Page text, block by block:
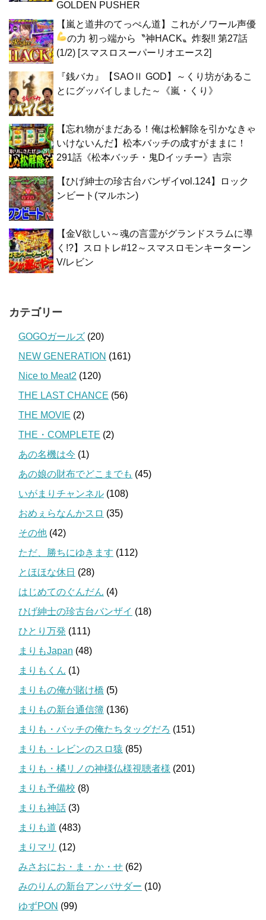
GOLDEN PUSHER
【嵐と道井のてっぺん道】これがノワール声優
の力 初っ端から〝神HACK〟炸裂‼ 第27話
(1/2) [スマスロスーパーリオエース2]
『銭バカ』【SAOⅡ GOD】～くり坊があるこ
とにグッバイしました～《嵐・くり》
【忘れ物がまだある！俺は松解除を引かなきゃ
いけないんだ】松本バッチの成すがままに！
291話《松本バッチ・鬼Dイッチー》吉宗
【ひげ紳士の珍古台バンザイvol.124】ロック
ンビート(マルホン)
【金V欲しい～魂の言霊がグランドスラムに導
く!?】スロトレ#12～スマスロモンキーターン
V/レビン
カテゴリー
GOGOガールズ (20)
NEW GENERATION (161)
Nice to Meat2 (120)
THE LAST CHANCE (56)
THE MOVIE (2)
THE・COMPLETE (2)
あの名機は今 (1)
あの娘の財布でどこまでも (45)
いがまりチャンネル (108)
おめぇらなんかスロ (35)
その他 (42)
ただ、勝ちにゆきます (112)
とほほな休日 (28)
はじめてのぐんだん (4)
ひげ紳士の珍古台バンザイ (18)
ひとり万発 (111)
まりもJapan (48)
まりもくん (1)
まりもの俺が賭け橋 (5)
まりもの新台通信簿 (136)
まりも・バッチの俺たちタッグだろ (151)
まりも・レビンのスロ猿 (85)
まりも・橘リノの神様仏様視聴者様 (201)
まりも予備校 (8)
まりも神話 (3)
まりも道 (483)
まりマリ (12)
みさおにお・ま・か・せ (62)
みのりんの新台アンバサダー (10)
ゆずPON (99)